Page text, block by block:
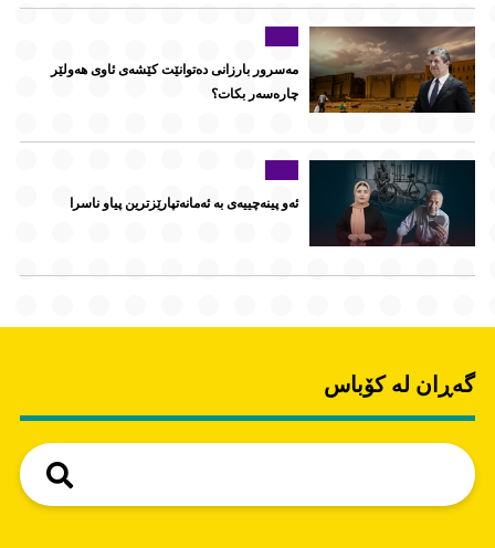
مەسرور بارزانی دەتوانێت کێشەی ئاوی هەولێر
چارەسەر بکات؟
ئەو پینەچییەی بە ئەمانەتپارێزترین پیاو ناسرا
گەڕان لە کۆباس